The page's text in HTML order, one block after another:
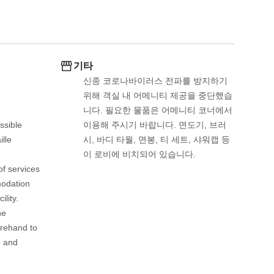
services
to
and
기타
신종 코로나바이러스 전파를 방지하기
위해 객실 내 어메니티 제공을 중단했습
니다. 필요한 물품은 어메니티 코너에서
이용해 주시기 바랍니다. 면도기, 브러
시, 바디 타월, 면봉, 티 세트, 샤워캡 등
이 로비에 비치되어 있습니다.